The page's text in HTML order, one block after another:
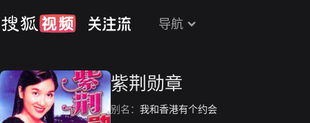
导航
紫荆勋章
别名： 我和香港有个约会